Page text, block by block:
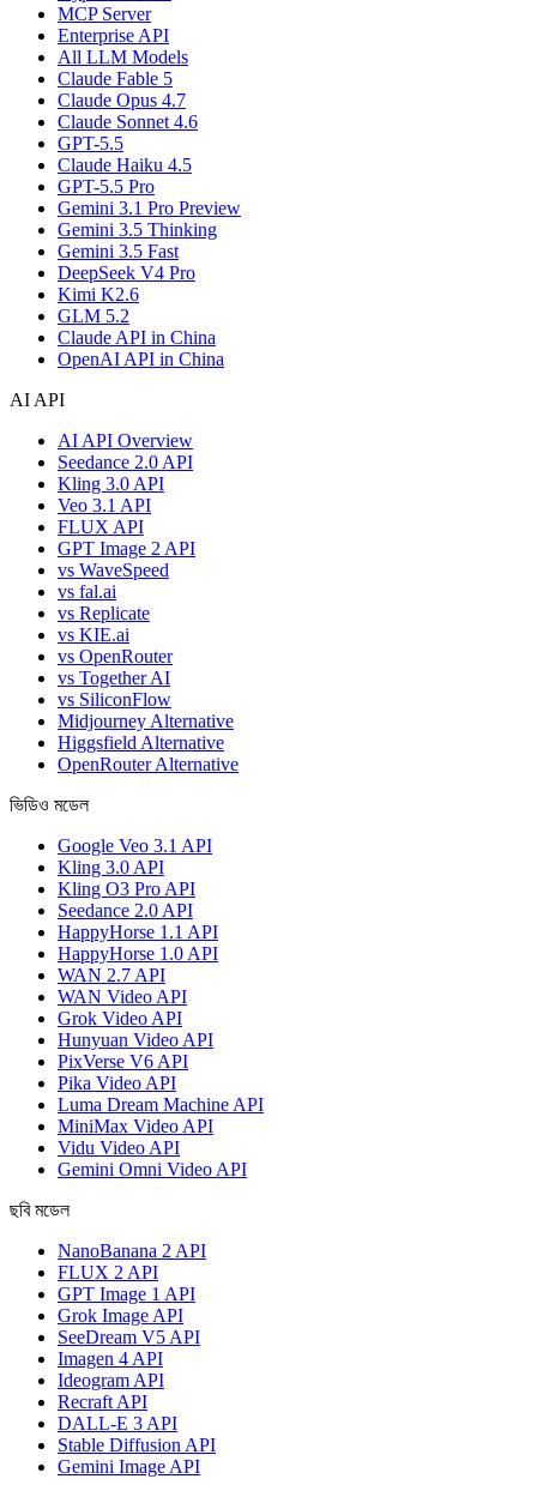
MCP Server
Enterprise API
All LLM Models
Claude Fable 5
Claude Opus 4.7
Claude Sonnet 4.6
GPT-5.5
Claude Haiku 4.5
GPT-5.5 Pro
Gemini 3.1 Pro Preview
Gemini 3.5 Thinking
Gemini 3.5 Fast
DeepSeek V4 Pro
Kimi K2.6
GLM 5.2
Claude API in China
OpenAI API in China
AI API
AI API Overview
Seedance 2.0 API
Kling 3.0 API
Veo 3.1 API
FLUX API
GPT Image 2 API
vs WaveSpeed
vs fal.ai
vs Replicate
vs KIE.ai
vs OpenRouter
vs Together AI
vs SiliconFlow
Midjourney Alternative
Higgsfield Alternative
OpenRouter Alternative
ভিডিও মডেল
Google Veo 3.1 API
Kling 3.0 API
Kling O3 Pro API
Seedance 2.0 API
HappyHorse 1.1 API
HappyHorse 1.0 API
WAN 2.7 API
WAN Video API
Grok Video API
Hunyuan Video API
PixVerse V6 API
Pika Video API
Luma Dream Machine API
MiniMax Video API
Vidu Video API
Gemini Omni Video API
ছবি মডেল
NanoBanana 2 API
FLUX 2 API
GPT Image 1 API
Grok Image API
SeeDream V5 API
Imagen 4 API
Ideogram API
Recraft API
DALL-E 3 API
Stable Diffusion API
Gemini Image API